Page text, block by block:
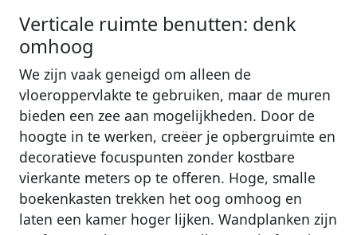
Verticale ruimte benutten: denk
omhoog
We zijn vaak geneigd om alleen de
vloeroppervlakte te gebruiken, maar de muren
bieden een zee aan mogelijkheden. Door de
hoogte in te werken, creëer je opbergruimte en
decoratieve focuspunten zonder kostbare
vierkante meters op te offeren. Hoge, smalle
boekenkasten trekken het oog omhoog en
laten een kamer hoger lijken. Wandplanken zijn